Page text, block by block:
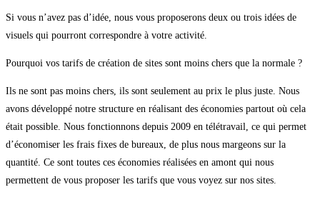
Si vous n’avez pas d’idée, nous vous proposerons deux ou trois idées de
visuels qui pourront correspondre à votre activité.
Pourquoi vos tarifs de création de sites sont moins chers que la normale ?
Ils ne sont pas moins chers, ils sont seulement au prix le plus juste. Nous
avons développé notre structure en réalisant des économies partout où cela
était possible. Nous fonctionnons depuis 2009 en télétravail, ce qui permet
d’économiser les frais fixes de bureaux, de plus nous margeons sur la
quantité. Ce sont toutes ces économies réalisées en amont qui nous
permettent de vous proposer les tarifs que vous voyez sur nos sites.